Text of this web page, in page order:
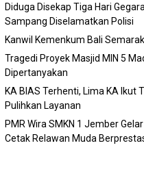
Diduga Disekap Tiga Hari
Sampang Diselamatkan Polisi
Kanwil Kemenkum Bali
Tragedi Proyek Masjid MIN 5
Dipertanyakan
KA BIAS Terhenti, Lima KA Ikut
Pulihkan Layanan
PMR Wira SMKN 1 Jember
Cetak Relawan Muda